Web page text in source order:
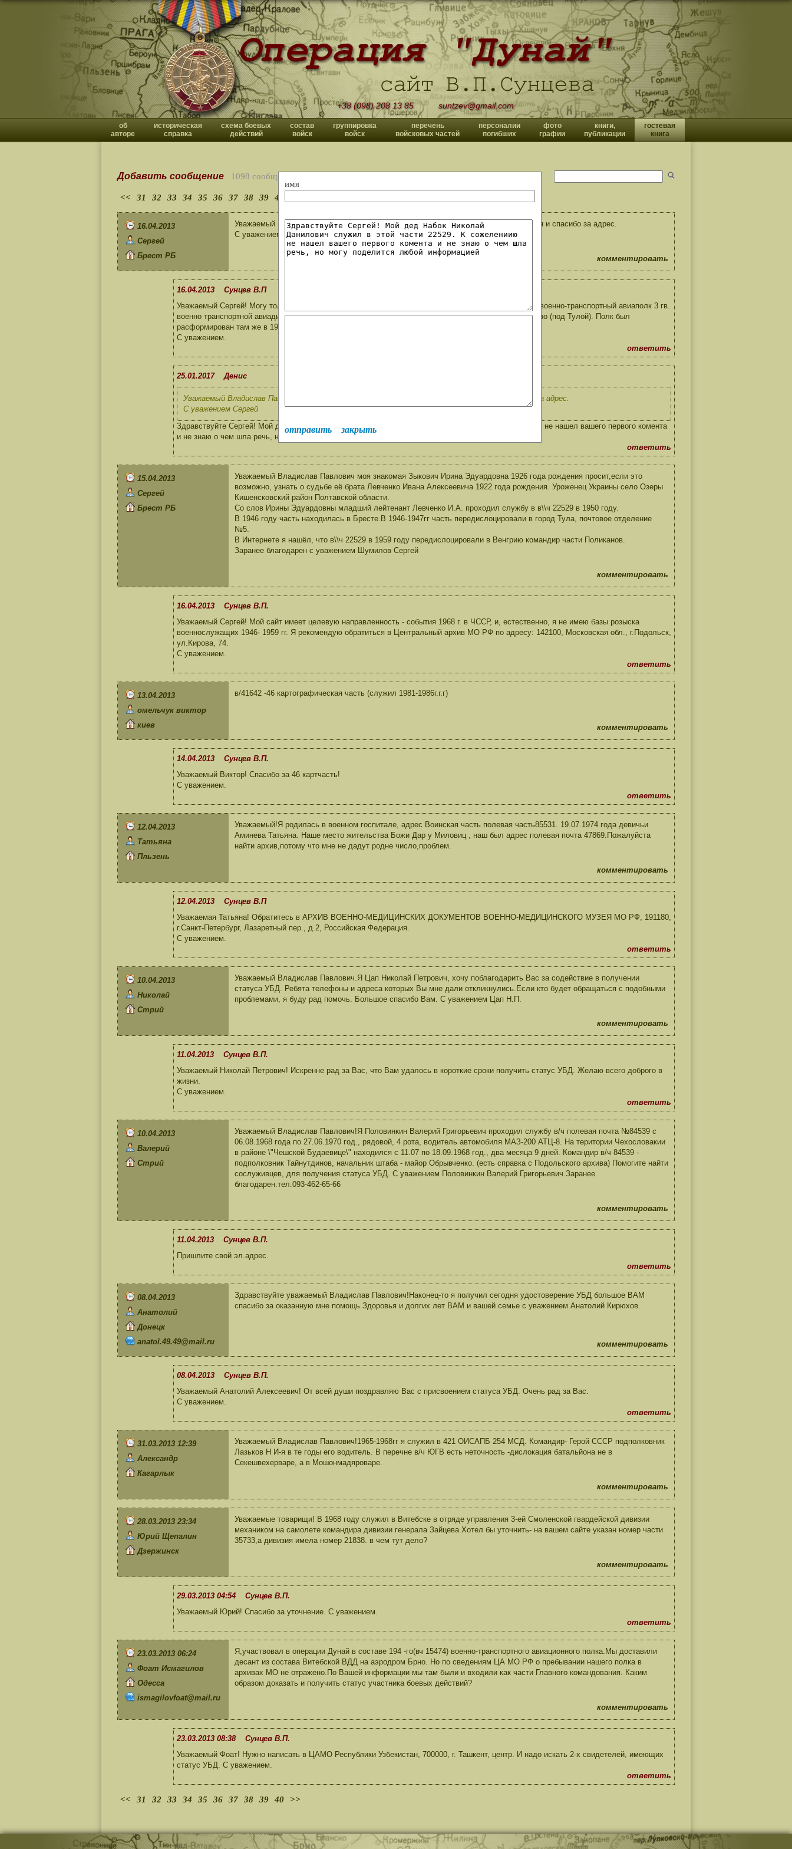
+38 (098) 208 13 85 suntzev@gmail.com
об
авторе
историческая
справка
схема боевых
действий
состав
войск
группировка
войск
перечень
войсковых частей
персоналии
погибших
фото
графии
книги,
публикации
гостевая
книга
имя
отправить закрыть
Добавить сообщение 1098 сообщений
<< 31 32 33 34 35 36 37 38 39 40
16.04.2013
Сергей
Брест РБ
Уважаемый Владислав Павлович, спасибо что не оставили моё письмо без внимания и спасибо за адрес.
С уважением Сергей
комментировать
16.04.2013 Сунцев В.П
Уважаемый Сергей! Могу только добавить к предыдущему письму. Войсковая часть 22529 - это 374 военно-транспортный авиаполк 3 гв.
военно транспортной авиадивизии, дивизия и полк постоянно дислоцировались на аэродроме Колково (под Тулой). Полк был
расформирован там же в 1974г.
С уважением.
ответить
25.01.2017 Денис
Уважаемый Владислав Павлович, спасибо что не оставили моё письмо без внимания и спасибо за адрес.
С уважением Сергей
Здравствуйте Сергей! Мой дед Набок Николай Данилович служил в этой части 22529. К сожелениию не нашел вашего первого комента
и не знаю о чем шла речь, но могу поделится любой информацией
ответить
15.04.2013
Сергей
Брест РБ
Уважаемый Владислав Павлович моя знакомая Зыкович Ирина Эдуардовна 1926 года рождения просит,если это
возможно, узнать о судьбе её брата Левченко Ивана Алексеевича 1922 года рождения. Уроженец Украины село Озеры
Кишенсковский район Полтавской области.
Со слов Ирины Эдуардовны младший лейтенант Левченко И.А. проходил службу в в\\ч 22529 в 1950 году.
В 1946 году часть находилась в Бресте.В 1946-1947гг часть передислоцировали в город Тула, почтовое отделение
№5.
В Интернете я нашёл, что в\\ч 22529 в 1959 году передислоцировали в Венгрию командир части Поликанов.
Заранее благодарен с уважением Шумилов Сергей
комментировать
16.04.2013 Сунцев В.П.
Уважаемый Сергей! Мой сайт имеет целевую направленность - события 1968 г. в ЧССР, и, естественно, я не имею базы розыска
военнослужащих 1946- 1959 гг. Я рекомендую обратиться в Центральный архив МО РФ по адресу: 142100, Московская обл., г.Подольск,
ул.Кирова, 74.
С уважением.
ответить
13.04.2013
омельчук виктор
киев
в/41642 -46 картографическая часть (служил 1981-1986г.г.г)
комментировать
14.04.2013 Сунцев В.П.
Уважаемый Виктор! Спасибо за 46 картчасть!
С уважением.
ответить
12.04.2013
Татьяна
Пльзень
Уважаемый!Я родилась в военном госпитале, адрес Воинская часть полевая часть85531. 19.07.1974 года девичьи
Аминева Татьяна. Наше место жительства Божи Дар у Миловиц , наш был адрес полевая почта 47869.Пожалуйста
найти архив,потому что мне не дадут родне число,проблем.
комментировать
12.04.2013 Сунцев В.П
Уважаемая Татьяна! Обратитесь в АРХИВ ВОЕННО-МЕДИЦИНСКИХ ДОКУМЕНТОВ ВОЕННО-МЕДИЦИНСКОГО МУЗЕЯ МО РФ, 191180,
г.Санкт-Петербург, Лазаретный пер., д.2, Российская Федерация.
С уважением.
ответить
10.04.2013
Николай
Стрий
Уважаемый Владислав Павлович.Я Цап Николай Петрович, хочу поблагодарить Вас за содействие в получении
статуса УБД. Ребята телефоны и адреса которых Вы мне дали откликнулись.Если кто будет обращаться с подобными
проблемами, я буду рад помочь. Большое спасибо Вам. С уважением Цап Н.П.
комментировать
11.04.2013 Сунцев В.П.
Уважаемый Николай Петрович! Искренне рад за Вас, что Вам удалось в короткие сроки получить статус УБД. Желаю всего доброго в
жизни.
С уважением.
ответить
10.04.2013
Валерий
Стрий
Уважаемый Владислав Павлович!Я Половинкин Валерий Григорьевич проходил службу в/ч полевая почта №84539 с
06.08.1968 года по 27.06.1970 год., рядовой, 4 рота, водитель автомобиля МАЗ-200 АТЦ-8. На територии Чехословакии
в районе \"Чешской Будаевице\" находился с 11.07 по 18.09.1968 год., два месяца 9 дней. Командир в/ч 84539 -
подполковник Тайнутдинов, начальник штаба - майор Обрывченко. (есть справка с Подольского архива) Помогите найти
сослуживцев, для получения статуса УБД. С уважением Половинкин Валерий Григорьевич.Заранее
благодарен.тел.093-462-65-66
комментировать
11.04.2013 Сунцев В.П.
Пришлите свой эл.адрес.
ответить
08.04.2013
Анатолий
Донецк
anatol.49.49@mail.ru
Здравствуйте уважаемый Владислав Павлович!Наконец-то я получил сегодня удостоверение УБД большое ВАМ
спасибо за оказанную мне помощь.Здоровья и долгих лет ВАМ и вашей семье с уважением Анатолий Кирюхов.
комментировать
08.04.2013 Сунцев В.П.
Уважаемый Анатолий Алексеевич! От всей души поздравляю Вас с присвоением статуса УБД. Очень рад за Вас.
С уважением.
ответить
31.03.2013 12:39
Александр
Кагарлык
Уважаемый Владислав Павлович!1965-1968гг я служил в 421 ОИСАПБ 254 МСД. Командир- Герой СССР подполковник
Лазьков Н И-я в те годы его водитель. В перечне в/ч ЮГВ есть неточность -дислокация батальйона не в
Секешвехерваре, а в Мошонмадяроваре.
комментировать
28.03.2013 23:34
Юрий Щепалин
Дзержинск
Уважаемые товарищи! В 1968 году служил в Витебске в отряде управления 3-ей Смоленской гвардейской дивизии
механиком на самолете командира дивизии генерала Зайцева.Хотел бы уточнить- на вашем сайте указан номер части
35733,а дивизия имела номер 21838. в чем тут дело?
комментировать
29.03.2013 04:54 Сунцев В.П.
Уважаемый Юрий! Спасибо за уточнение. С уважением.
ответить
23.03.2013 06:24
Фоат Исмагилов
Одесса
ismagilovfoat@mail.ru
Я,участвовал в операции Дунай в составе 194 -го(вч 15474) военно-транспортного авиационного полка.Мы доставили
десант из состава Витебской ВДД на аэродром Брно. Но по сведениям ЦА МО РФ о пребывании нашего полка в
архивах МО не отражено.По Вашей информации мы там были и входили как части Главного командования. Каким
образом доказать и получить статус участника боевых действий?
комментировать
23.03.2013 08:38 Сунцев В.П.
Уважаемый Фоат! Нужно написать в ЦАМО Республики Узбекистан, 700000, г. Ташкент, центр. И надо искать 2-х свидетелей, имеющих
статус УБД. С уважением.
ответить
<< 31 32 33 34 35 36 37 38 39 40 >>